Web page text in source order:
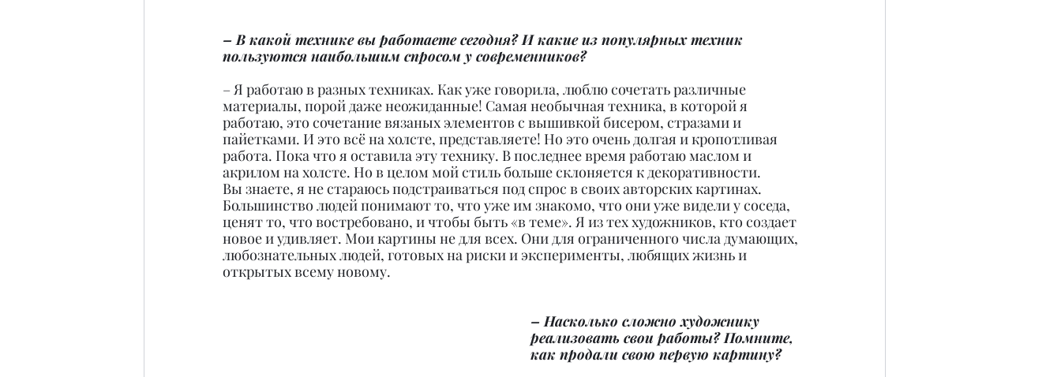
– В какой технике вы работаете сегодня? И какие из популярных техник
пользуются наибольшим спросом у современников?
– Я работаю в разных техниках. Как уже говорила, люблю сочетать различные
материалы, порой даже неожиданные! Самая необычная техника, в которой я
работаю, это сочетание вязаных элементов с вышивкой бисером, стразами и
пайетками. И это всё на холсте, представляете! Но это очень долгая и кропотливая
работа. Пока что я оставила эту технику. В последнее время работаю маслом и
акрилом на холсте. Но в целом мой стиль больше склоняется к декоративности.
Вы знаете, я не стараюсь подстраиваться под спрос в своих авторских картинах.
Большинство людей понимают то, что уже им знакомо, что они уже видели у соседа,
ценят то, что востребовано, и чтобы быть «в теме». Я из тех художников, кто создает
новое и удивляет. Мои картины не для всех. Они для ограниченного числа думающих,
любознательных людей, готовых на риски и эксперименты, любящих жизнь и
открытых всему новому.
– Насколько сложно художнику
реализовать свои работы? Помните,
как продали свою первую картину?